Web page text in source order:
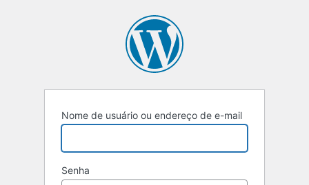
Nome de usuário ou endereço de e-mail
Senha